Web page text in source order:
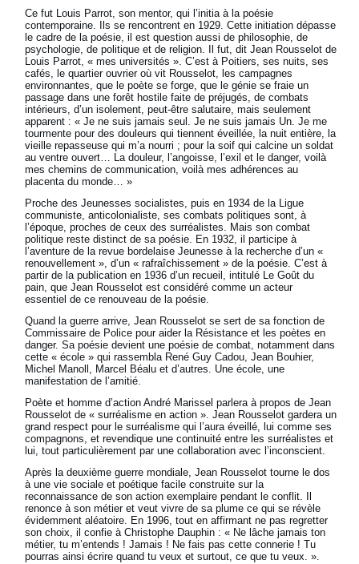
Ce fut Louis Parrot, son mentor, qui l’initia à la poésie
contemporaine. Ils se rencontrent en 1929. Cette initiation dépasse
le cadre de la poésie, il est question aussi de philosophie, de
psychologie, de politique et de religion. Il fut, dit Jean Rousselot de
Louis Parrot, « mes universités ». C’est à Poitiers, ses nuits, ses
cafés, le quartier ouvrier où vit Rousselot, les campagnes
environnantes, que le poète se forge, que le génie se fraie un
passage dans une forêt hostile faite de préjugés, de combats
intérieurs, d’un isolement, peut-être salutaire, mais seulement
apparent : « Je ne suis jamais seul. Je ne suis jamais Un. Je me
tourmente pour des douleurs qui tiennent éveillée, la nuit entière, la
vieille repasseuse qui m’a nourri ; pour la soif qui calcine un soldat
au ventre ouvert… La douleur, l’angoisse, l’exil et le danger, voilà
mes chemins de communication, voilà mes adhérences au
placenta du monde… »
Proche des Jeunesses socialistes, puis en 1934 de la Ligue
communiste, anticolonialiste, ses combats politiques sont, à
l’époque, proches de ceux des surréalistes. Mais son combat
politique reste distinct de sa poésie. En 1932, il participe à
l’aventure de la revue bordelaise Jeunesse à la recherche d’un «
renouvellement », d’un « rafraîchissement » de la poésie. C’est à
partir de la publication en 1936 d’un recueil, intitulé Le Goût du
pain, que Jean Rousselot est considéré comme un acteur
essentiel de ce renouveau de la poésie.
Quand la guerre arrive, Jean Rousselot se sert de sa fonction de
Commissaire de Police pour aider la Résistance et les poètes en
danger. Sa poésie devient une poésie de combat, notamment dans
cette « école » qui rassembla René Guy Cadou, Jean Bouhier,
Michel Manoll, Marcel Béalu et d’autres. Une école, une
manifestation de l’amitié.
Poète et homme d’action André Marissel parlera à propos de Jean
Rousselot de « surréalisme en action ». Jean Rousselot gardera un
grand respect pour le surréalisme qui l’aura éveillé, lui comme ses
compagnons, et revendique une continuité entre les surréalistes et
lui, tout particulièrement par une collaboration avec l’inconscient.
Après la deuxième guerre mondiale, Jean Rousselot tourne le dos
à une vie sociale et poétique facile construite sur la
reconnaissance de son action exemplaire pendant le conflit. Il
renonce à son métier et veut vivre de sa plume ce qui se révèle
évidemment aléatoire. En 1996, tout en affirmant ne pas regretter
son choix, il confie à Christophe Dauphin : « Ne lâche jamais ton
métier, tu m’entends ! Jamais ! Ne fais pas cette connerie ! Tu
pourras ainsi écrire quand tu veux et surtout, ce que tu veux. ».